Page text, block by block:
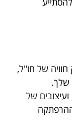
של חו"ל,
שלך.
של